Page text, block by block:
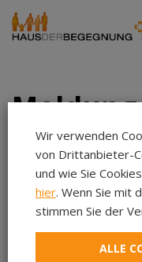
Diözese
Wir verwenden
von Drittanbieter-
und wie Sie
hier. Wenn Sie mit
stimmen Sie der
ALLE